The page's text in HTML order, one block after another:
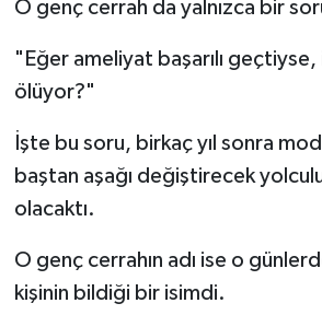
O genç cerrah da yalnızca bir
"Eğer ameliyat başarılı
ölüyor?"
İşte bu soru, birkaç yıl sonra
baştan aşağı değiştirecek
olacaktı.
O genç cerrahın adı ise o
kişinin bildiği bir isimdi.